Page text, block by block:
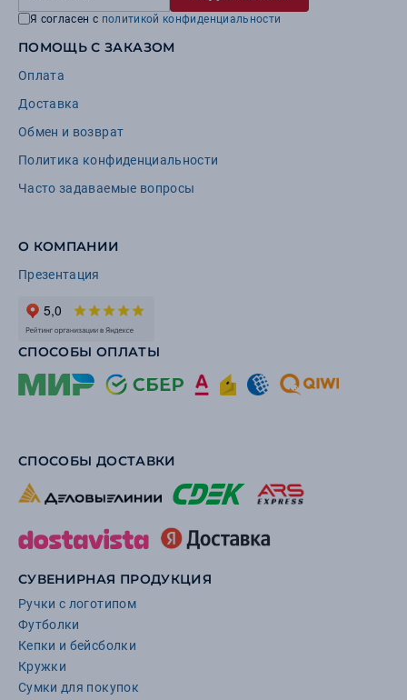
Я согласен с политикой конфиденциальности
ПОМОЩЬ С ЗАКАЗОМ
Оплата
Доставка
Обмен и возврат
Политика конфиденциальности
Часто задаваемые вопросы
О КОМПАНИИ
Презентация
СПОСОБЫ ОПЛАТЫ
СПОСОБЫ ДОСТАВКИ
СУВЕНИРНАЯ ПРОДУКЦИЯ
Ручки с логотипом
Футболки
Кепки и бейсболки
Кружки
Сумки для покупок